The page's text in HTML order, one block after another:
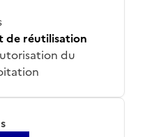
de réutilisation
du